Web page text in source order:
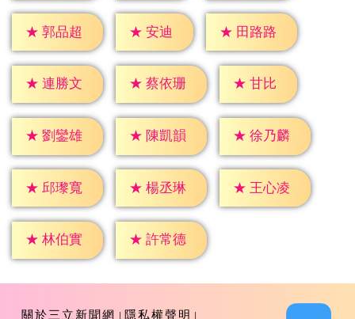
★ 郭品超 ★ 安迪 ★ 田路路
★ 連勝文 ★ 蔡依珊 ★ 甘比
★ 劉鑾雄 ★ 陳凱韻 ★ 徐乃麟
★ 邱瓈寬 ★ 楊丞琳 ★ 王心凌
★ 林伯實 ★ 許常德
關於三立新聞網 隱私權聲明